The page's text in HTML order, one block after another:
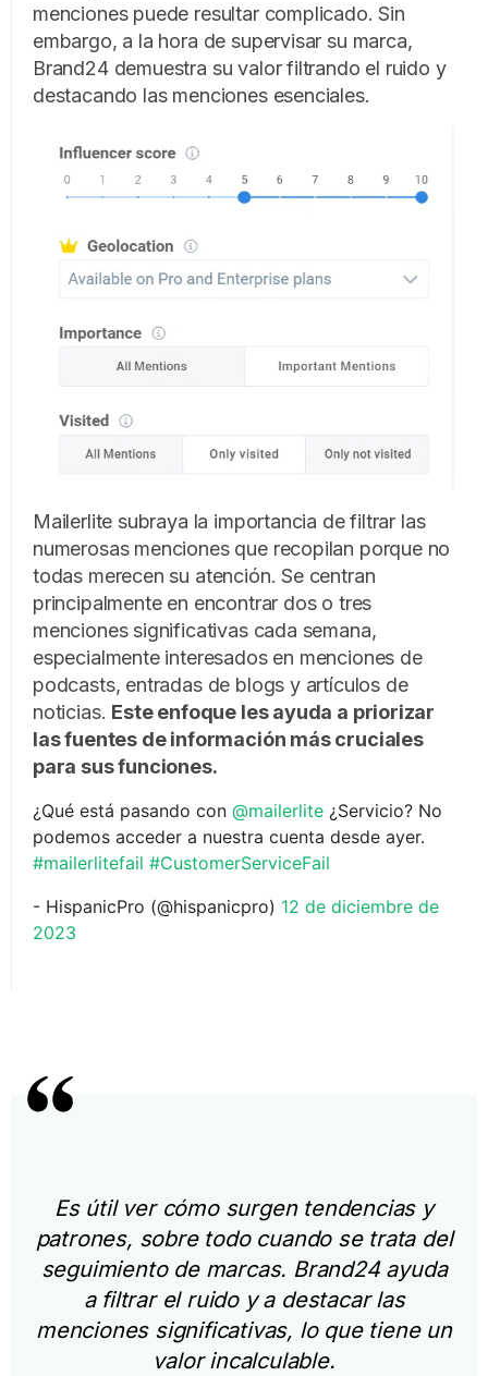
menciones puede resultar complicado. Sin
embargo, a la hora de supervisar su marca,
Brand24 demuestra su valor filtrando el ruido y
destacando las menciones esenciales.
Mailerlite subraya la importancia de filtrar las
numerosas menciones que recopilan porque no
todas merecen su atención. Se centran
principalmente en encontrar dos o tres
menciones significativas cada semana,
especialmente interesados en menciones de
podcasts, entradas de blogs y artículos de
noticias. Este enfoque les ayuda a priorizar
las fuentes de información más cruciales
para sus funciones.
¿Qué está pasando con @mailerlite ¿Servicio? No
podemos acceder a nuestra cuenta desde ayer.
#mailerlitefail #CustomerServiceFail
- HispanicPro (@hispanicpro) 12 de diciembre de
2023
Es útil ver cómo surgen tendencias y
patrones, sobre todo cuando se trata del
seguimiento de marcas. Brand24 ayuda
a filtrar el ruido y a destacar las
menciones significativas, lo que tiene un
valor incalculable.